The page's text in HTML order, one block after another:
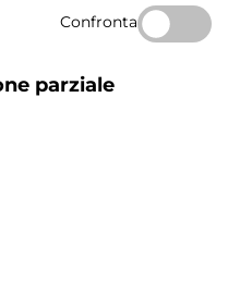
Confronta
parziale